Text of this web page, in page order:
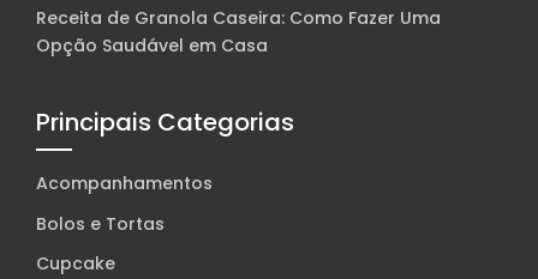
Receita de Granola Caseira: Como Fazer Uma
Opção Saudável em Casa
Principais Categorias
Acompanhamentos
Bolos e Tortas
Cupcake